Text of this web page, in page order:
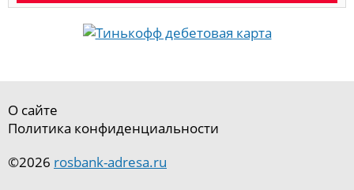
О сайте
Политика конфиденциальности
©2026 rosbank-adresa.ru